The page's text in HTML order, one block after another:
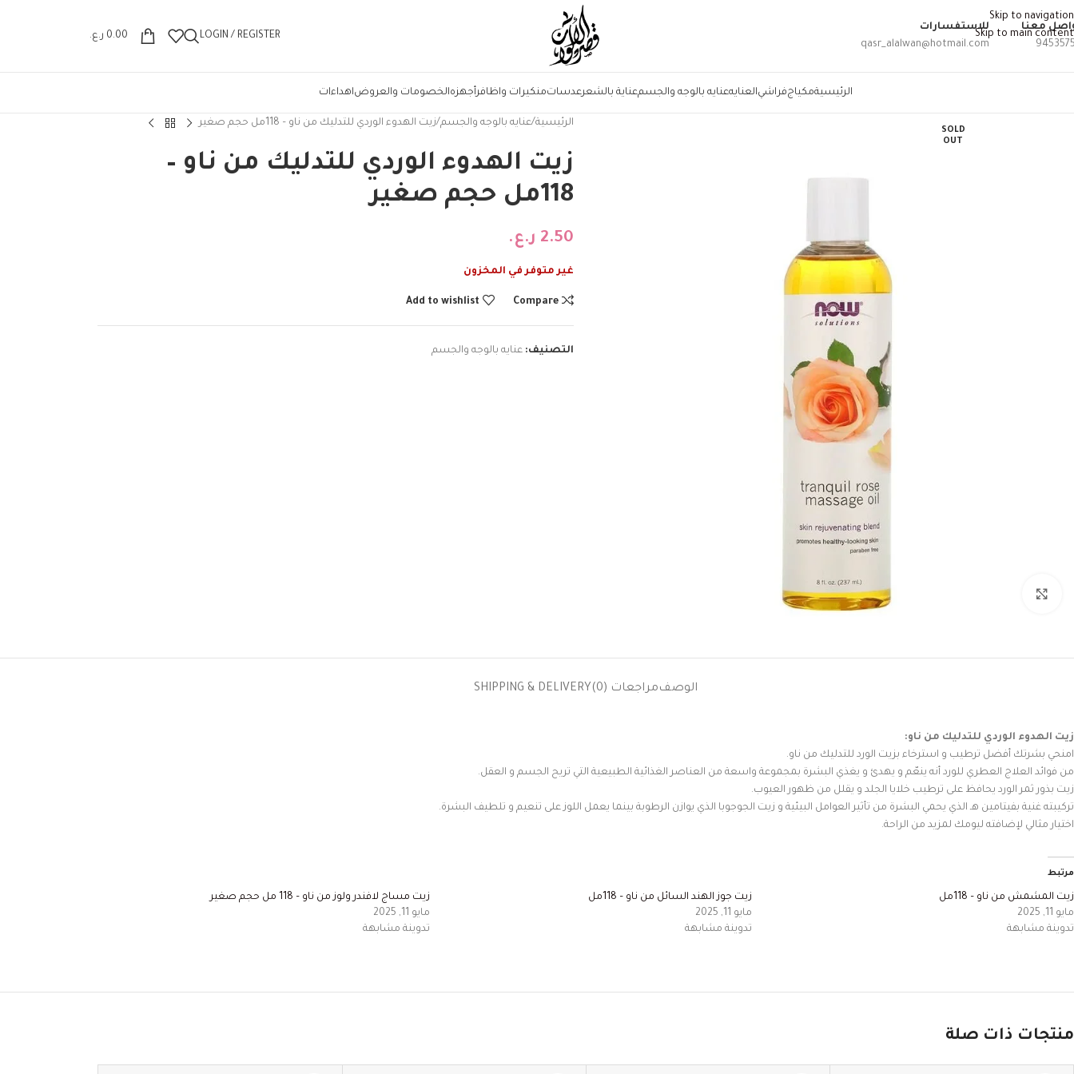
Skip to navigation
Skip to main content
معنا
للاستفسارات
qasr_alalwan@hotmail.com
LOGIN / REGISTER
0.00 ر.ع.
الرئيسيةمكياجفراشيالعنايهعنايه بالوجه والجسمعناية بالشعرعدساتمنكيرات واظافرأجهزهالخصومات والعروضاهداءات
SOLD
OUT
الرئيسية عنايه بالوجه والجسم زيت الهدوء الوردي للتدليك من ناو – 118مل حجم صغير
زيت الهدوء الوردي للتدليك من ناو –
118مل حجم صغير
2.50 ر.ع.
غير متوفر في المخزون
Compare
Add to wishlist
التصنيف: عنايه بالوجه والجسم
الوصفمراجعات (0) SHIPPING & DELIVERY
زيت الهدوء الوردي للتدليك من ناو:
امنحي بشرتك أفضل ترطيب و استرخاء بزيت الورد للتدليك من ناو.
من فوائد العلاج العطري للورد أنه ينعّم و يهدئ و يغذي البشرة بمجموعة واسعة من العناصر الغذائية الطبيعية التي تريح الجسم و العقل.
زيت بذور ثمر الورد يحافظ على ترطيب خلايا الجلد و يقلل من ظهور العيوب.
تركيبته غنية بفيتامين هـ الذي يحمي البشرة من تأثير العوامل البيئية و زيت الجوجوبا الذي يوازن الرطوبة بينما يعمل اللوز على تنعيم و تلطيف البشرة.
اختيار مثالي لإضافته ليومك لمزيد من الراحة.
مرتبط
زيت المشمش من ناو – 118مل
مايو 11, 2025
تدوينة مشابهة
زيت جوز الهند السائل من ناو – 118مل
مايو 11, 2025
تدوينة مشابهة
زيت مساج لافندر ولوز من ناو – 118 مل حجم صغير
مايو 11, 2025
تدوينة مشابهة
منتجات ذات صلة